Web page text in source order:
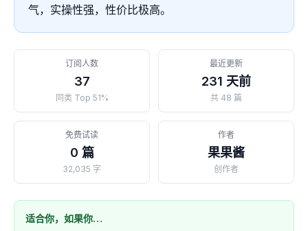
气，实操性强，性价比极高。
订阅人数
37
同类 Top 51%
最近更新
231 天前
共 48 篇
免费试读
0 篇
32,035 字
作者
果果酱
创作者
适合你，如果你…